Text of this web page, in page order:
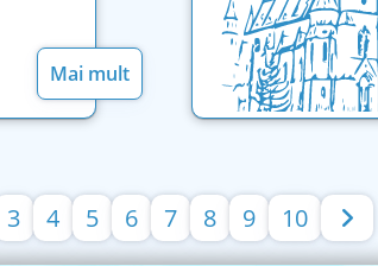
Mai mult
3 4 5 6 7 8 9 10